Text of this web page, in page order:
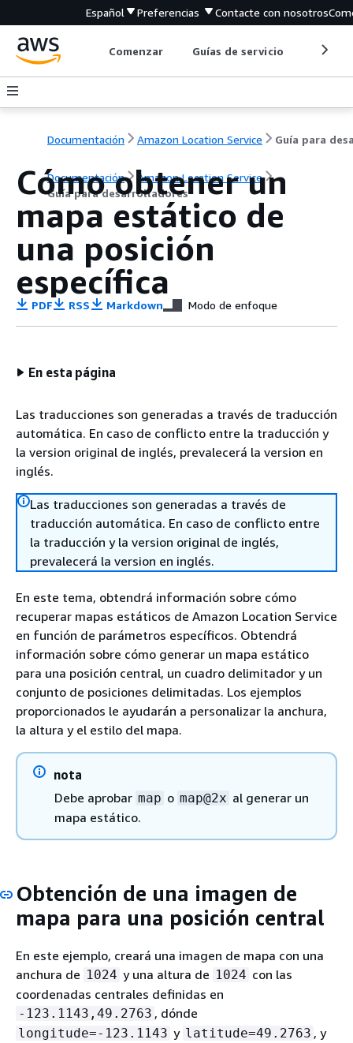
Español Preferencias Contacte con nosotros
Comenzar Guías de servicio
Documentación Amazon Location Service
Documentación
Amazon Location Service
Guía para desarrolladores
Cómo obtener un
mapa estático de
una posición
específica
PDF RSS Markdown Modo de enfoque
En esta página
Las traducciones son generadas a través de traducción
automática. En caso de conflicto entre la traducción y
la version original de inglés, prevalecerá la version en
inglés.
Las traducciones son generadas a través de
traducción automática. En caso de conflicto entre
la traducción y la version original de inglés,
prevalecerá la version en inglés.
En este tema, obtendrá información sobre cómo
recuperar mapas estáticos de Amazon Location Service
en función de parámetros específicos. Obtendrá
información sobre cómo generar un mapa estático
para una posición central, un cuadro delimitador y un
conjunto de posiciones delimitadas. Los ejemplos
proporcionados le ayudarán a personalizar la anchura,
la altura y el estilo del mapa.
nota
Debe aprobar map o map@2x al generar un
mapa estático.
Obtención de una imagen de
mapa para una posición central
En este ejemplo, creará una imagen de mapa con una
anchura de 1024 y una altura de 1024 con las
coordenadas centrales definidas en
-123.1143,49.2763 , dónde
longitude=-123.1143 y latitude=49.2763 , y